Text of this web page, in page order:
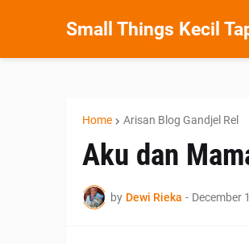
Small Things Kecil
Home Arisan Blog Gandjel Rel
Aku dan
by Dewi Rieka - December